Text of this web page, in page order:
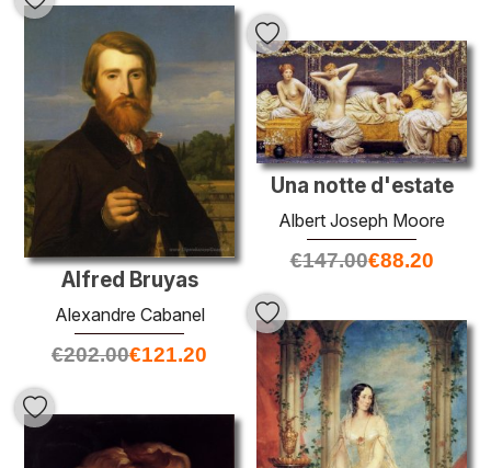
Alfred Bruyas
Alexandre Cabanel
€202.00€121.20
Una notte d'estate
Albert Joseph Moore
€147.00€88.20